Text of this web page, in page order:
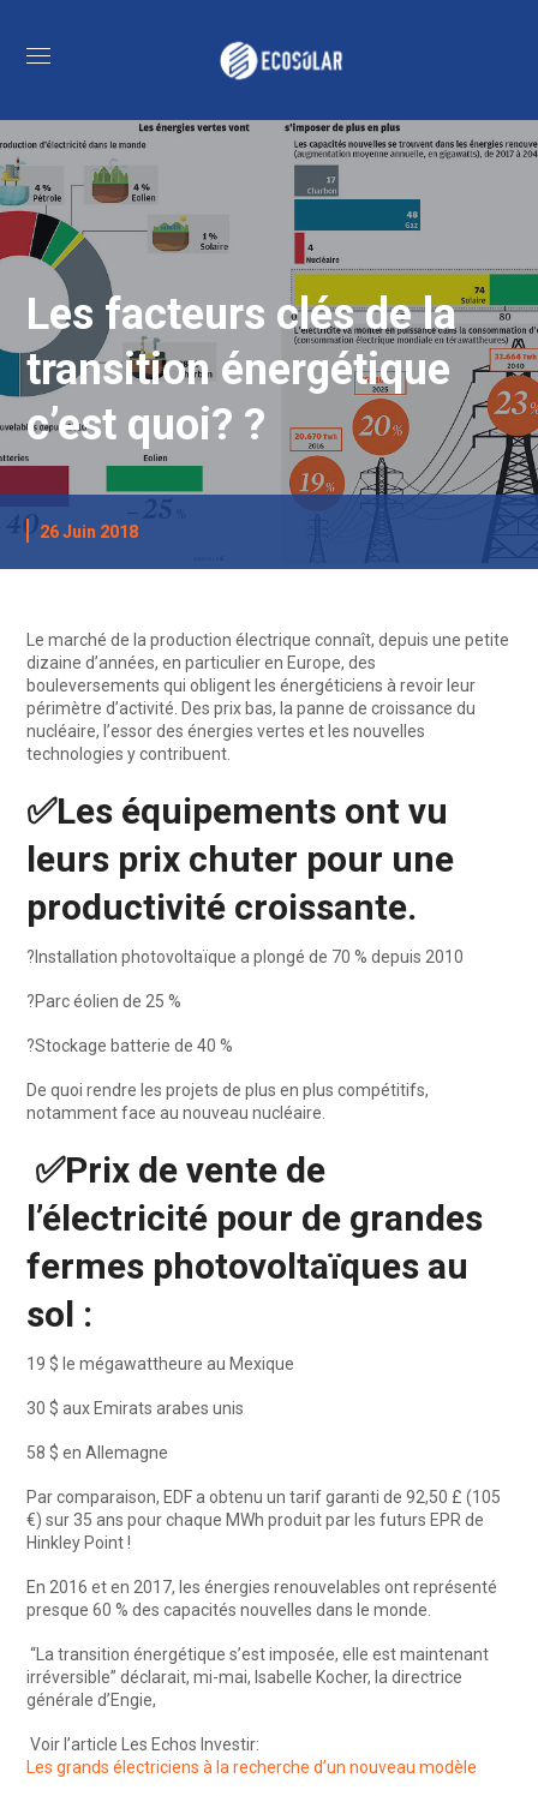
Les facteurs clés de la
transition énergétique
c’est quoi? ?
26 Juin 2018
Le marché de la production électrique connaît, depuis une petite
dizaine d’années, en particulier en Europe, des
bouleversements qui obligent les énergéticiens à revoir leur
périmètre d’activité. Des prix bas, la panne de croissance du
nucléaire, l’essor des énergies vertes et les nouvelles
technologies y contribuent.
✅Les équipements ont vu
leurs prix chuter pour une
productivité croissante.
? Installation photovoltaïque a plongé de 70 % depuis 2010
?️Parc éolien de 25 %
?Stockage batterie de 40 %
De quoi rendre les projets de plus en plus compétitifs,
notamment face au nouveau nucléaire.
✅Prix de vente de
l’électricité pour de grandes
fermes photovoltaïques au
sol :
19 $ le mégawattheure au Mexique
30 $ aux Emirats arabes unis
58 $ en Allemagne
Par comparaison, EDF a obtenu un tarif garanti de 92,50 £ (105
€) sur 35 ans pour chaque MWh produit par les futurs EPR de
Hinkley Point !
En 2016 et en 2017, les énergies renouvelables ont représenté
presque 60 % des capacités nouvelles dans le monde.
“La transition énergétique s’est imposée, elle est maintenant
irréversible” déclarait, mi-mai, Isabelle Kocher, la directrice
générale d’Engie,
Voir l’article Les Echos Investir:
Les grands électriciens à la recherche d’un nouveau modèle